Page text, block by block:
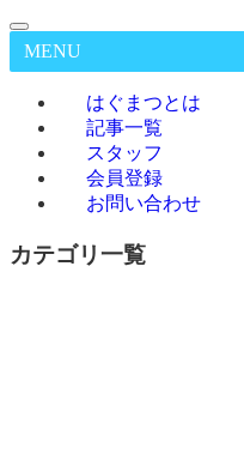
MENU
はぐまつとは
記事一覧
スタッフ
会員登録
お問い合わせ
カテゴリ一覧